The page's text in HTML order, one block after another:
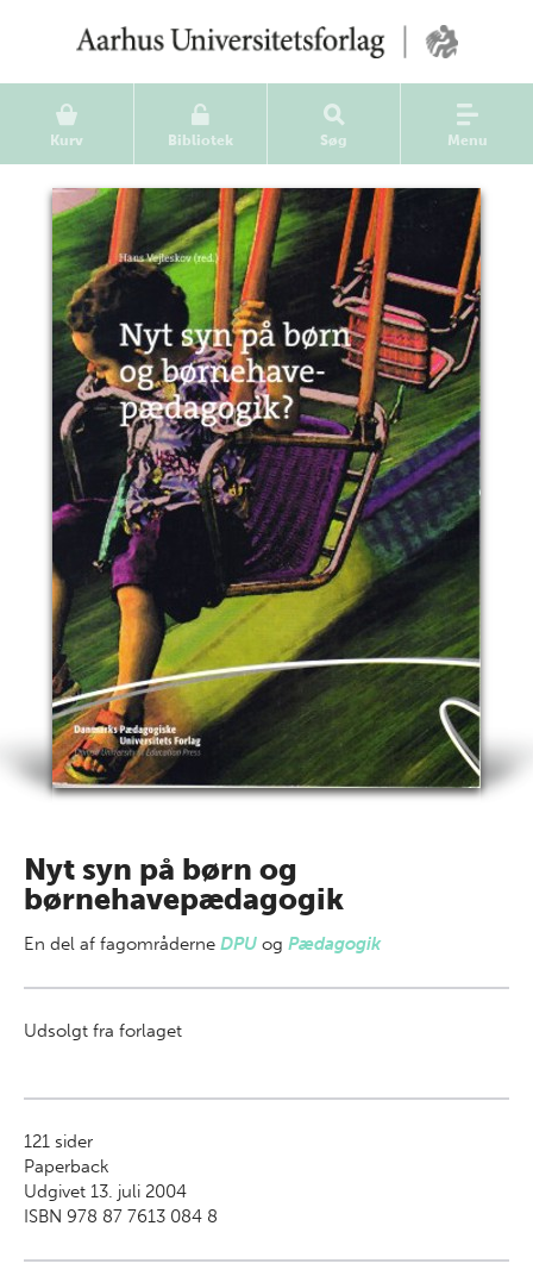
Kurv Bibliotek Søg Menu
Nyt syn på børn og
børnehavepædagogik
En del af fagområderne DPU og Pædagogik
Udsolgt fra forlaget
121 sider
Paperback
Udgivet 13. juli 2004
ISBN 978 87 7613 084 8